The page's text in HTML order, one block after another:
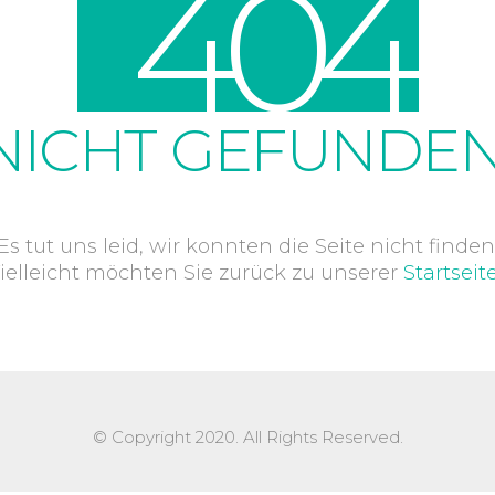
404
tut uns leid, wir konnten die Seite nicht
möchten Sie zurück zu unserer
© Copyright 2020. All Rights Reserved.